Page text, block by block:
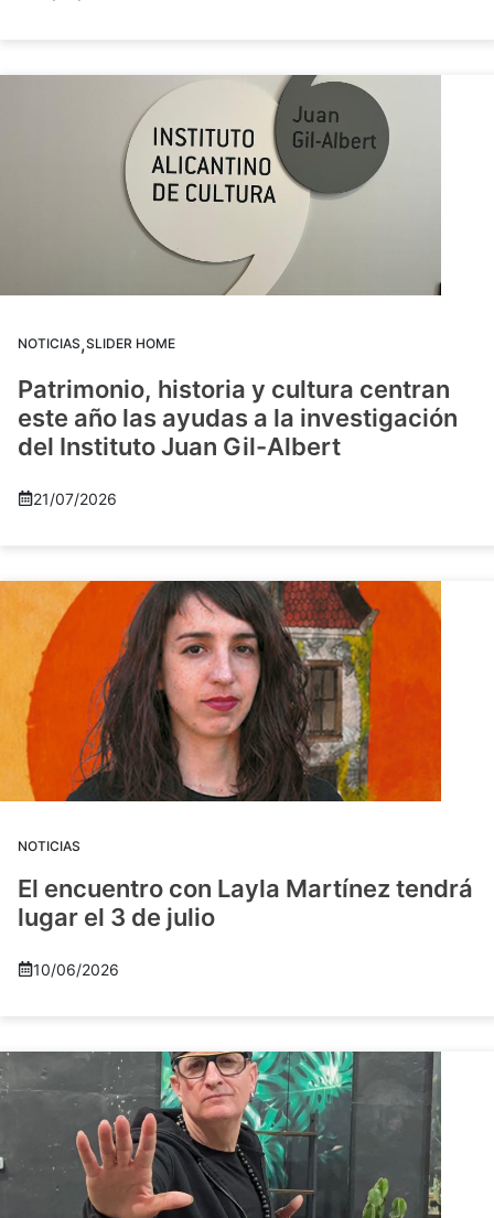
NOTICIAS,SLIDER HOME
Patrimonio, historia y cultura centran
este año las ayudas a la investigación
del Instituto Juan Gil-Albert
21/07/2026
NOTICIAS
El encuentro con Layla Martínez tendrá
lugar el 3 de julio
10/06/2026